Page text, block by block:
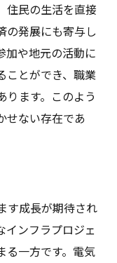
成長
躍機会
性
義
来
住民の生活を直接
の発展にも寄与し
加や地元の活動に
ことができ、職業
ります。このよう
せない存在であ
す成長が期待され
インフラプロジェ
る一方です。電気